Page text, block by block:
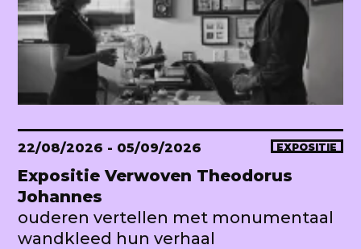
22/08/2026 - 05/09/2026 EXPOSITIE
Expositie Verwoven Theodorus
Johannes
ouderen vertellen met monumentaal
wandkleed hun verhaal